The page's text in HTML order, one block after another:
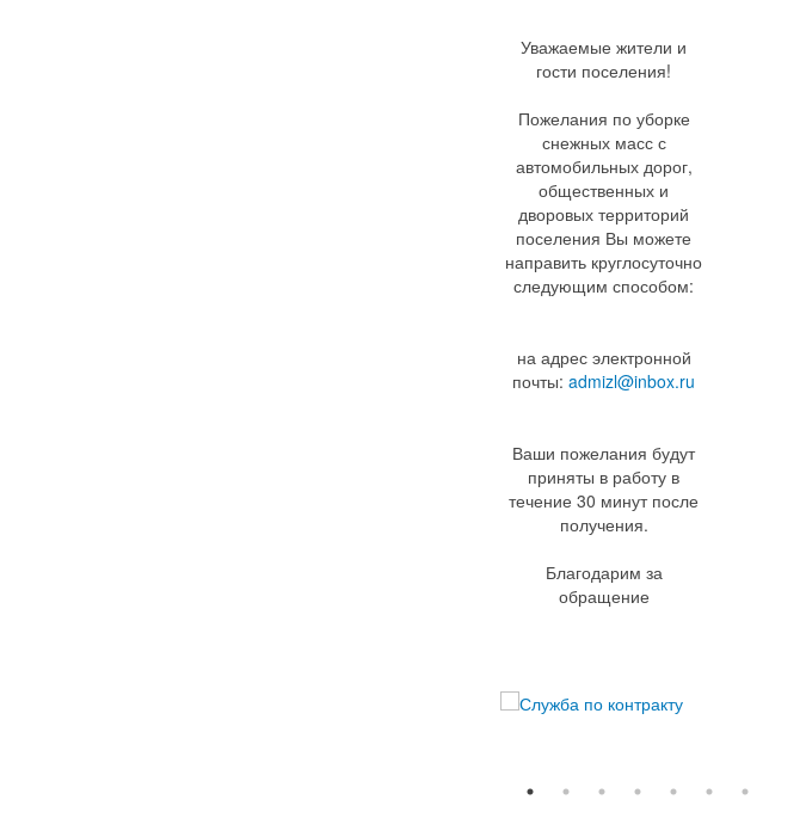
Уважаемые жители и
гости поселения!
Пожелания по уборке
снежных масс с
автомобильных дорог,
общественных и
дворовых территорий
поселения Вы можете
направить круглосуточно
следующим способом:
на адрес электронной
почты:admizl@inbox.ru
Ваши пожелания будут
приняты в работу в
течение 30 минут после
получения.
Благодарим за
обращение